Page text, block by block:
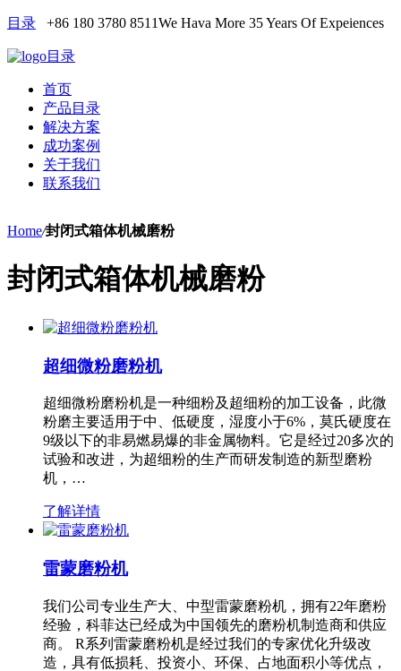
目录 +86 180 3780 8511We Hava More 35 Years Of Expeiences
目录
首页
产品目录
解决方案
成功案例
关于我们
联系我们
Home/封闭式箱体机械磨粉
封闭式箱体机械磨粉
超细微粉磨粉机
超细微粉磨粉机是一种细粉及超细粉的加工设备，此微
粉磨主要适用于中、低硬度，湿度小于6%，莫氏硬度在
9级以下的非易燃易爆的非金属物料。它是经过20多次的
试验和改进，为超细粉的生产而研发制造的新型磨粉
机，…
了解详情
雷蒙磨粉机
我们公司专业生产大、中型雷蒙磨粉机，拥有22年磨粉
经验，科菲达已经成为中国领先的磨粉机制造商和供应
商。 R系列雷蒙磨粉机是经过我们的专家优化升级改
造，具有低损耗、投资小、环保、占地面积小等优点，